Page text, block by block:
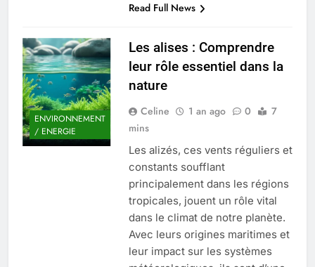
Read Full News
ENVIRONNEMENT
/ ENERGIE
Les alises : Comprendre
leur rôle essentiel dans la
nature
Celine 1 an ago 0
7
mins
Les alizés, ces vents réguliers et
constants soufflant
principalement dans les régions
tropicales, jouent un rôle vital
dans le climat de notre planète.
Avec leurs origines maritimes et
leur impact sur les systèmes